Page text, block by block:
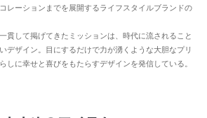
レーションまでを展開するライフスタイルブランドの
貫して掲げてきたミッションは、時代に流されること
デザイン。目にするだけで力が湧くような大胆なプリ
しに幸せと喜びをもたらすデザインを発信している。